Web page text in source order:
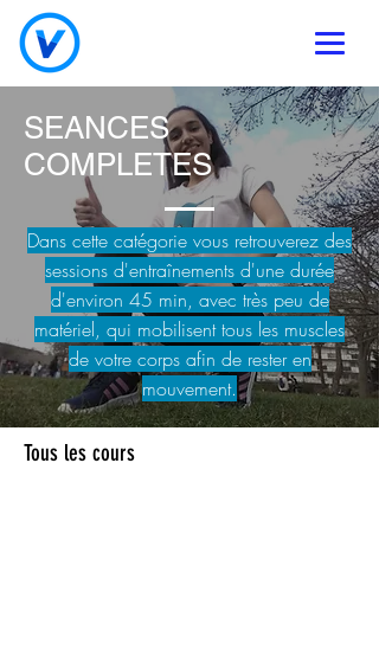
SEANCES
COMPLETES
Dans cette catégorie vous retrouverez des
sessions d'entraînements d'une durée
d'environ 45 min, avec très peu de
matériel, qui mobilisent tous les muscles
de votre corps afin de rester en
mouvement.
Tous les cours